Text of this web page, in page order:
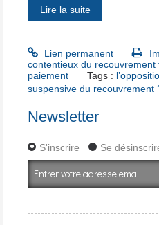
Lire la suite
Lien permanent
contentieux du recouvrement
paiement
Tags :
suspensive du recouvrement
Newsletter
S'inscrire Se